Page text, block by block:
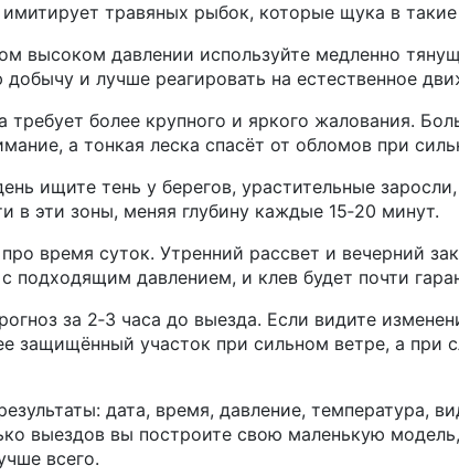
травяных рыбок, которые щука в
высоком давлении используйте медленно
добычу и лучше реагировать на естественное
требует более крупного и яркого жалования.
а тонкая леска спасёт от обломов при
ищите тень у берегов, урастительные
в эти зоны, меняя глубину каждые 15‑20 минут.
время суток. Утренний рассвет и вечерний
подходящим давлением, и клев будет почти
за 2‑3 часа до выезда. Если видите
защищённый участок при сильном ветре, а при
дата, время, давление, температура,
выездов вы построите свою маленькую
всего.